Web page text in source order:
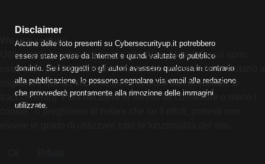
Disclaimer
Alcune delle foto presenti su Cybersecurityup.it potrebbero
essere state prese da Internet e quindi valutate di pubblico
dominio. Se i soggetti o gli autori avessero qualcosa in contrario
alla pubblicazione, lo possono segnalare via email alla redazione
che provvederà prontamente alla rimozione delle immagini
utilizzate.
We use cookies
Utilizziamo i cookie sul nostro sito Web. Alcuni di essi sono
essenziali per il funzionamento del sito, mentre altri ci aiutano a
migliorare questo sito e l'esperienza dell'utente (cookie di
tracciamento). Puoi decidere tu stesso se consentire o meno i
cookie. Ti preghiamo di notare che se li rifiuti, potresti non